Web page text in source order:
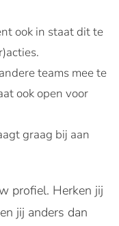
ook in staat dit te
teams mee te
ook open voor
graag bij aan
profiel. Herken jij
jij anders dan